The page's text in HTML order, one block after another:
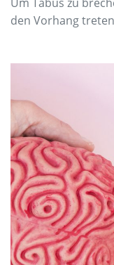
den Vorhang